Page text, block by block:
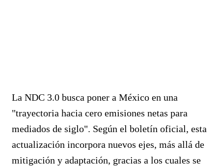
La NDC 3.0 busca poner a México en una
"trayectoria hacia cero emisiones netas para
mediados de siglo". Según el boletín oficial, esta
actualización incorpora nuevos ejes, más allá de
mitigación y adaptación, gracias a los cuales se